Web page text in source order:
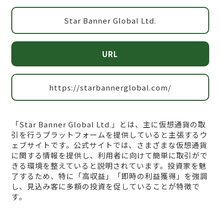
Star Banner Global Ltd.
URL
https://starbannerglobal.com/
「Star Banner Global Ltd.」とは、主に仮想通貨の取
引を行うプラットフォームを提供していると主張するウ
ェブサイトです。公式サイトでは、さまざまな仮想通貨
に関する情報を提供し、利用者に向けて簡単に取引がで
きる環境を整えていると説明されています。投資家を魅
了するため、特に「高収益」「即時の利益獲得」を強調
し、見込み客に多額の投資を促していることが特徴で
す。